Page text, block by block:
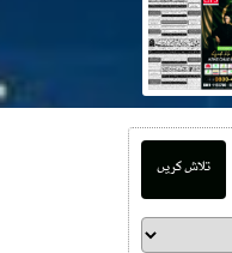
تلاش کریں